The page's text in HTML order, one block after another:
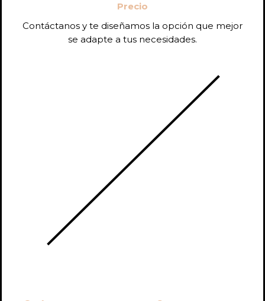
Precio
Contáctanos y te diseñamos la opción que mejor
se adapte a tus necesidades.